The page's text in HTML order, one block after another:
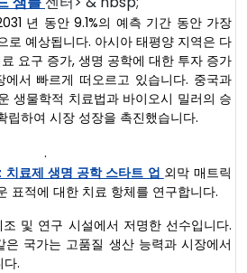
년 동안 9.1%의 예측 기간 동안 가장
로 예상됩니다. 아시아 태평양 지역은 다
요구 증가, 생명 공학에 대한 투자 증가
서 빠르게 떠오르고 있습니다. 중국과
생물학적 치료법과 바이오시 밀러의 승
립하여 시장 성장을 촉진했습니다.
.
료제 생명 공학 스타트 업 외막 매트릭
표적에 대한 치료 항체를 연구합니다.
및 연구 시설에서 저명한 선수입니다.
국가는 고품질 생산 능력과 시장에서
.